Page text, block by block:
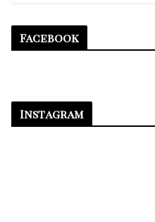
Facebook
Instagram